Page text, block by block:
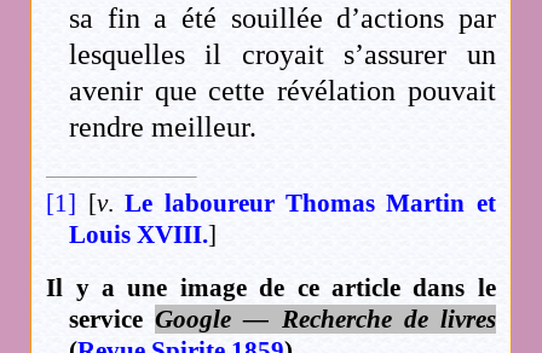
sa fin a été souillée d’actions par
lesquelles il croyait s’assurer un
avenir que cette révélation pouvait
rendre meilleur.
[1] [v.Le laboureur Thomas Martin et
Louis XVIII.]
Il y a une image de ce article dans le
serviceGoogle — Recherche de livres